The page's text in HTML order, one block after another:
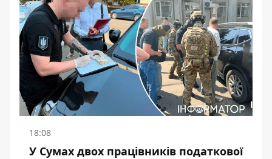
18:08
У Сумах двох працівників податкової